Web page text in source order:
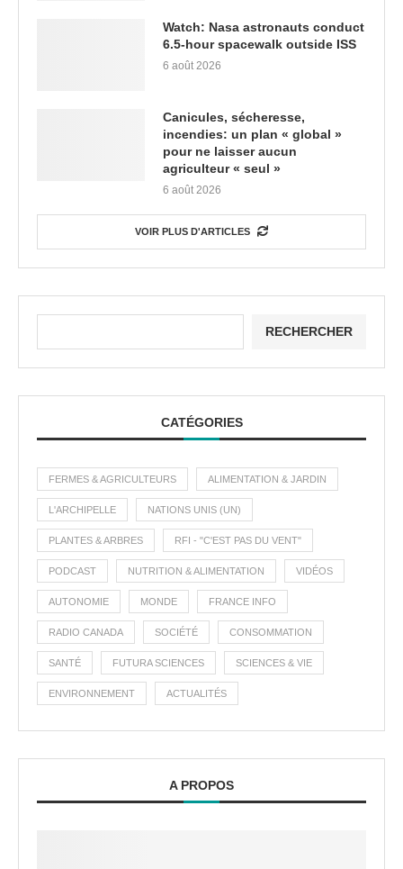
Watch: Nasa astronauts conduct
6.5-hour spacewalk outside ISS
6 août 2026
Canicules, sécheresse,
incendies: un plan « global »
pour ne laisser aucun
agriculteur « seul »
6 août 2026
VOIR PLUS D'ARTICLES
RECHERCHER
CATÉGORIES
FERMES & AGRICULTEURS ALIMENTATION & JARDIN
L'ARCHIPELLE NATIONS UNIS (UN)
PLANTES & ARBRES RFI - "C'EST PAS DU VENT"
PODCAST NUTRITION & ALIMENTATION VIDÉOS
AUTONOMIE MONDE FRANCE INFO
RADIO CANADA SOCIÉTÉ CONSOMMATION
SANTÉ FUTURA SCIENCES SCIENCES & VIE
ENVIRONNEMENT ACTUALITÉS
A PROPOS